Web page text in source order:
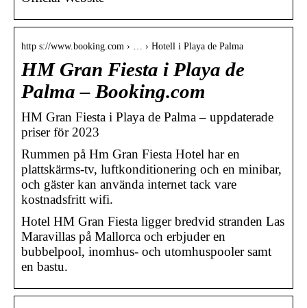
http s://www.booking.com › … › Hotell i Playa de Palma
HM Gran Fiesta i Playa de
Palma – Booking.com
HM Gran Fiesta i Playa de Palma – uppdaterade
priser för 2023
Rummen på Hm Gran Fiesta Hotel har en
plattskärms-tv, luftkonditionering och en minibar,
och gäster kan använda internet tack vare
kostnadsfritt wifi.
Hotel HM Gran Fiesta ligger bredvid stranden Las
Maravillas på Mallorca och erbjuder en
bubbelpool, inomhus- och utomhuspooler samt
en bastu.